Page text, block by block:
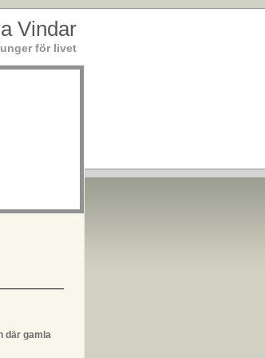
Vindar
för livet
där gamla